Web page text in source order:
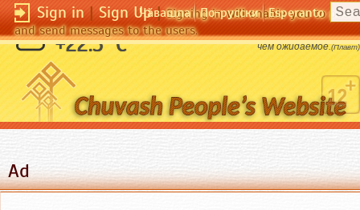
Sign in|Sign Up|Signing in will enable you to post
and send messages to the users.
Чӑвашла По-русски Esperanto
+22.5 °C
Неожиданное случается в жизни чаще,
чем ожидаемое.(Плавт)
Ad